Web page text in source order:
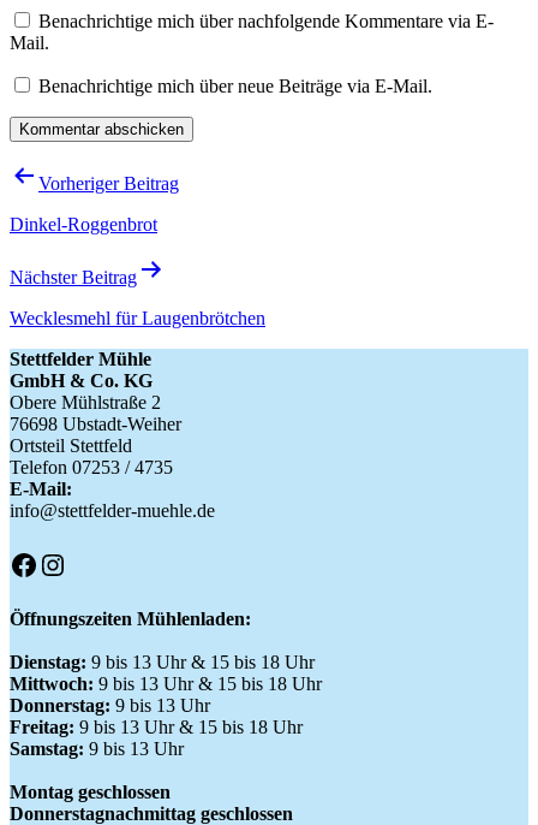
Benachrichtige mich über nachfolgende Kommentare via E-
Mail.
Benachrichtige mich über neue Beiträge via E-Mail.
Beitragsnavigation
Vorheriger Beitrag
Dinkel-Roggenbrot
Nächster Beitrag
Wecklesmehl für Laugenbrötchen
Stettfelder Mühle
GmbH & Co. KG
Obere Mühlstraße 2
76698 Ubstadt-Weiher
Ortsteil Stettfeld
Telefon 07253 / 4735
E-Mail:
info@stettfelder-muehle.de
Facebook
Instagram
Öffnungszeiten Mühlenladen:
Dienstag: 9 bis 13 Uhr & 15 bis 18 Uhr
Mittwoch: 9 bis 13 Uhr & 15 bis 18 Uhr
Donnerstag: 9 bis 13 Uhr
Freitag: 9 bis 13 Uhr & 15 bis 18 Uhr
Samstag: 9 bis 13 Uhr
Montag geschlossen
Donnerstagnachmittag geschlossen